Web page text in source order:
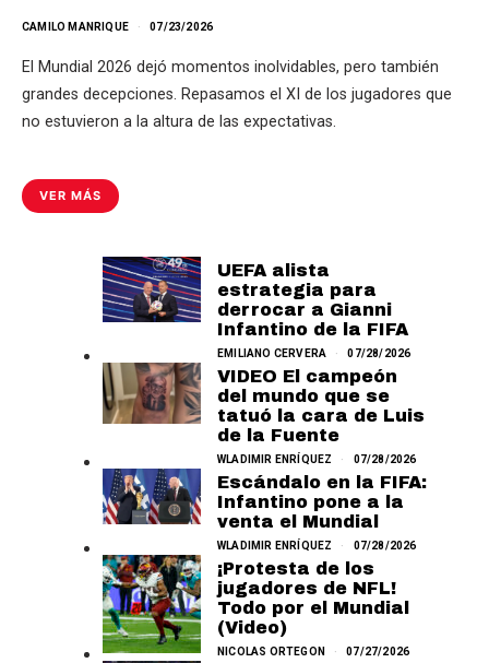
CAMILO MANRIQUE 07/23/2026
El Mundial 2026 dejó momentos inolvidables, pero también
grandes decepciones. Repasamos el XI de los jugadores que
no estuvieron a la altura de las expectativas.
VER MÁS
UEFA alista
estrategia para
derrocar a Gianni
Infantino de la FIFA
EMILIANO CERVERA 07/28/2026
VIDEO El campeón
del mundo que se
tatuó la cara de Luis
de la Fuente
WLADIMIR ENRÍQUEZ 07/28/2026
Escándalo en la FIFA:
Infantino pone a la
venta el Mundial
WLADIMIR ENRÍQUEZ 07/28/2026
¡Protesta de los
jugadores de NFL!
Todo por el Mundial
(Video)
NICOLAS ORTEGON 07/27/2026